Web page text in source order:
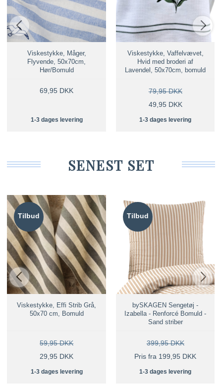
Viskestykke, Måger,
Flyvende, 50x70cm,
Hør/Bomuld
69,95 DKK
1-3 dages levering
Viskestykke, Vaffelvævet,
Hvid med broderi af
Lavendel, 50x70cm, bomuld
79,95 DKK
49,95 DKK
1-3 dages levering
SENEST SET
Tilbud
Viskestykke, Effi Strib Grå,
50x70 cm, Bomuld
59,95 DKK
29,95 DKK
1-3 dages levering
Tilbud
bySKAGEN Sengetøj -
Izabella - Renforcé Bomuld -
Sand striber
399,95 DKK
Pris fra 199,95 DKK
1-3 dages levering